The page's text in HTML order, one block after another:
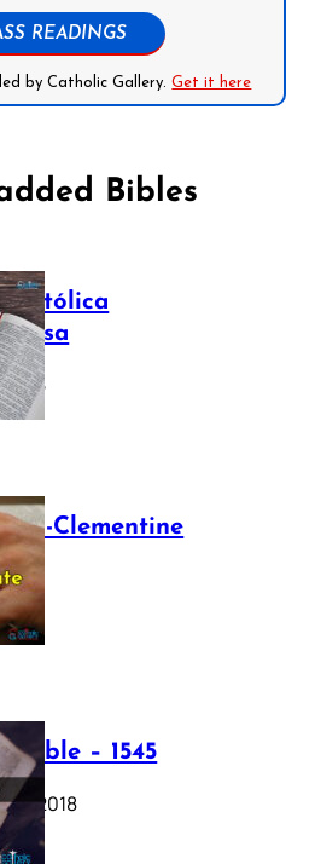
READINGS
by Catholic Gallery.Get it here
Bibles
Católica
Clementine
Bible – 1545
17, 2018